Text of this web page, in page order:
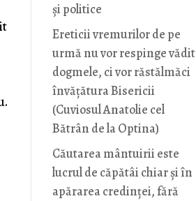
și politice
Ereticii vremurilor de pe
urmă nu vor respinge vădit
dogmele, ci vor răstălmăci
învățătura Bisericii
(Cuviosul Anatolie cel
Bătrân de la Optina)
Căutarea mântuirii este
lucrul de căpătâi chiar și în
apărarea credinței, fără